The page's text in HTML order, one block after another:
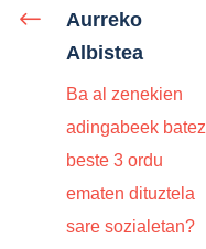
Aurreko
Albistea
Ba al zenekien
adingabeek batez
beste 3 ordu
ematen dituztela
sare sozialetan?